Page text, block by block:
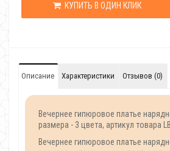
КУПИТЬ В ОДИН КЛИК
Описание Характеристики Отзывов (0)
Вечернее гипюровое платье
размера - 3 цвета, артикул товара
Вечернее гипюровое платье